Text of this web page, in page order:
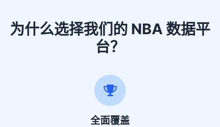
为什么选择我们的 NBA 数据平
台？
全面覆盖